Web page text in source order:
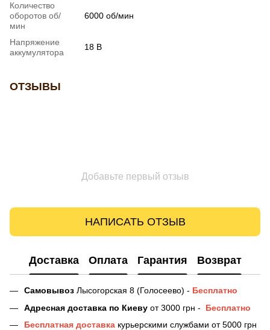
Количество
оборотов об/
мин
6000 об/мин
Напряжение
аккумулятора
18 В
ОТЗЫВЫ
Добавьте первый отзыв
НАПИСАТЬ ОТЗЫВ
Доставка Оплата Гарантия Возврат
Самовывоз Лысогорская 8 (Голосеево) - Бесплатно
Адресная доставка по Киеву от 3000 грн -
Бесплатно
Бесплатная доставка курьерскими службами от 5000 грн